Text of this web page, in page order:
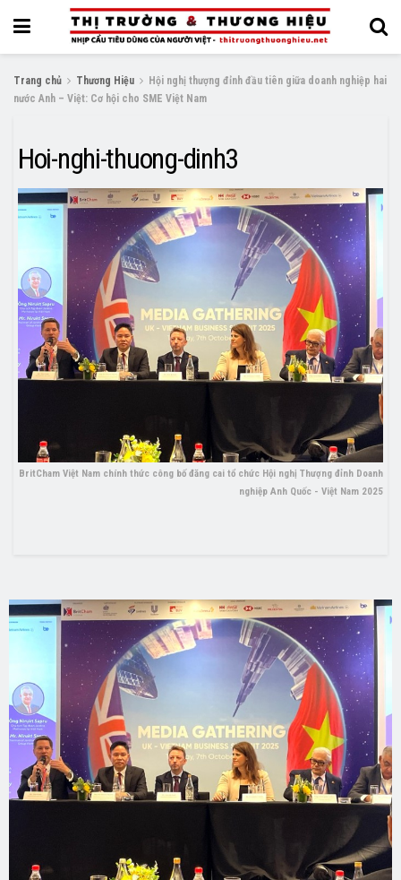
Trang chủ Thương Hiệu
Hội nghị thượng đỉnh đầu tiên giữa doanh nghiệp hai
nước Anh – Việt: Cơ hội cho SME Việt Nam
Hoi-nghi-thuong-dinh3
BritCham Việt Nam chính thức công bố đăng cai tổ chức Hội nghị Thượng đỉnh Doanh
nghiệp Anh Quốc - Việt Nam 2025